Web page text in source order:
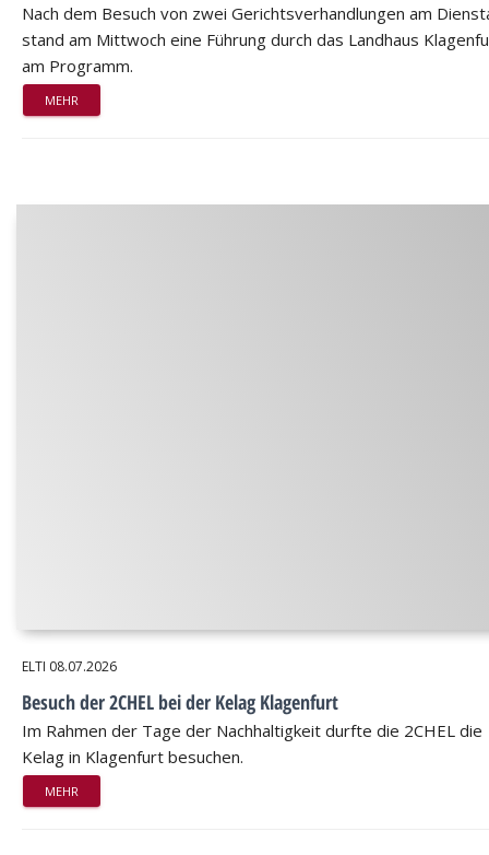
Nach dem Besuch von zwei Gerichtsverhandlungen am
stand am Mittwoch eine Führung durch das Landhaus
am Programm.
MEHR
ELTI 08.07.2026
Besuch der 2CHEL bei der Kelag Klagenfurt
Im Rahmen der Tage der Nachhaltigkeit durfte die 2CHEL die
Kelag in Klagenfurt besuchen.
MEHR